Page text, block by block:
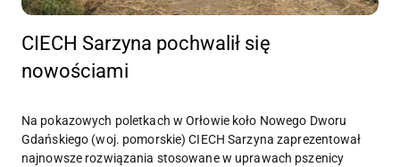
CIECH Sarzyna pochwalił się
nowościami
Na pokazowych poletkach w Orłowie koło Nowego Dworu
Gdańskiego (woj. pomorskie) CIECH Sarzyna zaprezentował
najnowsze rozwiązania stosowane w uprawach pszenicy